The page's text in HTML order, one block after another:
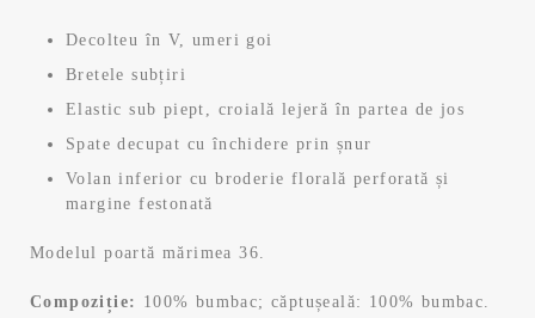
259,99 lei.
Decolteu în V, umeri goi
Bretele subțiri
Elastic sub piept, croială lejeră în partea de jos
Spate decupat cu închidere prin șnur
Volan inferior cu broderie florală perforată și
margine festonată
Modelul poartă mărimea 36.
Compoziție: 100% bumbac; căptușeală: 100% bumbac.